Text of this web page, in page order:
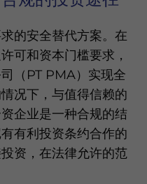
的安全替代方案。在
可和资本门槛要求，
（PT PMA）实现全
况下，与值得信赖的
企业是一种合规的结
有利投资条约合作的
资，在法律允许的范